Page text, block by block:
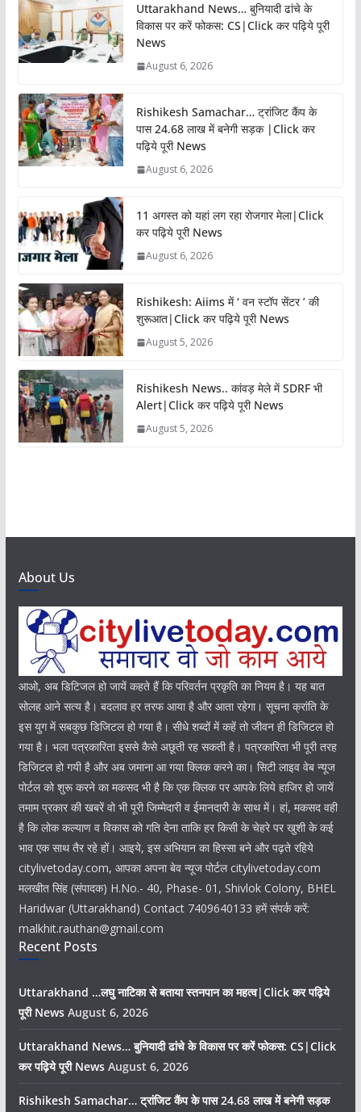
Uttarakhand News… बुनियादी ढांचे के
विकास पर करें फोकस: CS|Click कर पढ़िये पूरी
News
August 6, 2026
Rishikesh Samachar… ट्रांजिट कैंप के
पास 24.68 लाख में बनेगी सड़क |Click कर
पढ़िये पूरी News
August 6, 2026
11 अगस्त को यहां लग रहा रोजगार मेला|Click
कर पढ़िये पूरी News
August 6, 2026
Rishikesh: Aiims में ‘ वन स्टॉप सेंटर ’ की
शुरूआत|Click कर पढ़िये पूरी News
August 5, 2026
Rishikesh News.. कांवड़ मेले में SDRF भी
Alert|Click कर पढ़िये पूरी News
August 5, 2026
About Us
आओ, अब डिटिजल हो जायें कहते हैं कि परिवर्तन प्रकृति का नियम है। यह बात
सोलह आने सत्य है। बदलाव हर तरफ आया है और आता रहेगा। सूचना क्रांति के
इस युग में सबकुछ डिजिटल हो गया है। सीधे शब्दों में कहें तो जीवन ही डिजिटल हो
गया है। भला पत्रकारिता इससे कैसे अछूती रह सकती है। पत्रकारिता भी पूरी तरह
डिजिटल हो गयी है और अब जमाना आ गया क्लिक करने का। सिटी लाइव वेब न्यूज
पोर्टल को शुरू करने का मकसद भी है कि एक क्लिक पर आपके लिये हाजिर हो जायें
तमाम प्रकार की खबरें वो भी पूरी जिम्मेदारी व ईमानदारी के साथ में। हां, मकसद वही
है कि लोक कल्याण व विकास को गति देना ताकि हर किसी के चेहरे पर खुशी के कई
भाव एक साथ तैर रहे हों। आइये, इस अभियान का हिस्सा बने और पढ़ते रहिये
citylivetoday.com, आपका अपना बेव न्यूज पोर्टल citylivetoday.com
मलखीत सिंह (संपादक) H.No.- 40, Phase- 01, Shivlok Colony, BHEL
Haridwar (Uttarakhand) Contact 7409640133 हमें संपर्क करें:
malkhit.rauthan@gmail.com
Recent Posts
Uttarakhand …लघु नाटिका से बताया स्तनपान का महत्व|Click कर पढ़िये
पूरी News August 6, 2026
Uttarakhand News… बुनियादी ढांचे के विकास पर करें फोकस: CS|Click
कर पढ़िये पूरी News August 6, 2026
Rishikesh Samachar… ट्रांजिट कैंप के पास 24.68 लाख में बनेगी सड़क